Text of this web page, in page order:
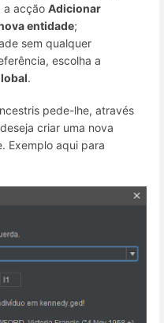
a acção Adicionar
entidade;
sem qualquer
escolha a
.
pede-lhe, através
criar uma nova
Exemplo aqui para